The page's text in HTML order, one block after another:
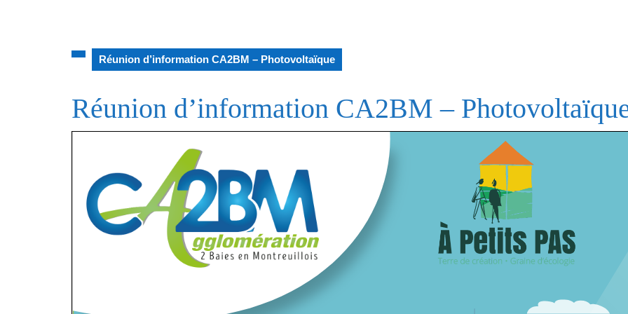
Réunion d’information CA2BM – Photovoltaïque
Réunion d’information CA2BM –